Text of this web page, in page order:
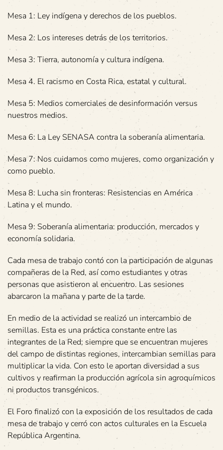
Mesa 1: Ley indígena y derechos de los pueblos.
Mesa 2: Los intereses detrás de los territorios.
Mesa 3: Tierra, autonomía y cultura indígena.
Mesa 4. El racismo en Costa Rica, estatal y cultural.
Mesa 5: Medios comerciales de desinformación versus
nuestros medios.
Mesa 6: La Ley SENASA contra la soberanía alimentaria.
Mesa 7: Nos cuidamos como mujeres, como organización y
como pueblo.
Mesa 8: Lucha sin fronteras: Resistencias en América
Latina y el mundo.
Mesa 9: Soberanía alimentaria: producción, mercados y
economía solidaria.
Cada mesa de trabajo contó con la participación de algunas
compañeras de la Red, así como estudiantes y otras
personas que asistieron al encuentro. Las sesiones
abarcaron la mañana y parte de la tarde.
En medio de la actividad se realizó un intercambio de
semillas. Esta es una práctica constante entre las
integrantes de la Red; siempre que se encuentran mujeres
del campo de distintas regiones, intercambian semillas para
multiplicar la vida. Con esto le aportan diversidad a sus
cultivos y reafirman la producción agrícola sin agroquímicos
ni productos transgénicos.
El Foro finalizó con la exposición de los resultados de cada
mesa de trabajo y cerró con actos culturales en la Escuela
República Argentina.